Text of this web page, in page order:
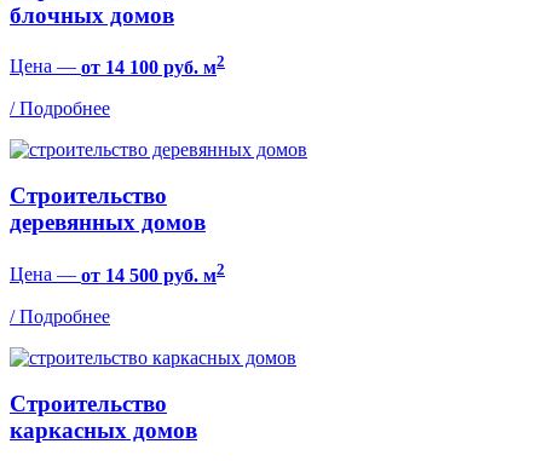
блочных домов
Цена — от 14 100 руб. м2
/ Подробнее
Строительство
деревянных домов
Цена — от 14 500 руб. м2
/ Подробнее
Строительство
каркасных домов